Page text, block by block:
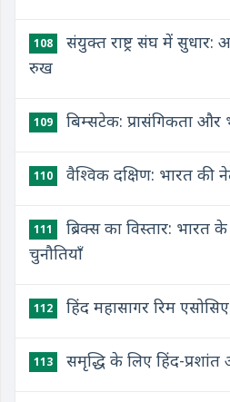
108
संयुक्त राष्ट्र संघ में
रुख
109 बिम्सटेक: प्रासंगिकता और
110 वैश्विक दक्षिण: भारत की
111
ब्रिक्स का विस्तार: भारत
चुनौतियाँ
112 हिंद महासागर रिम
113 समृद्धि के लिए हिंद-प्रशांत